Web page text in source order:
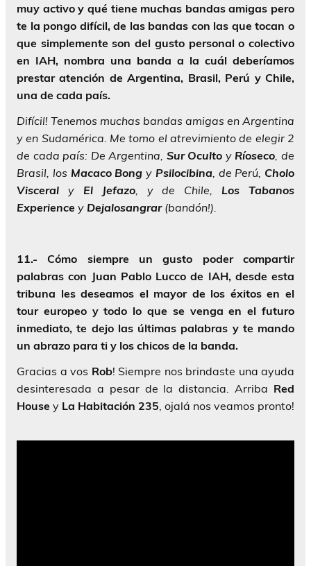
muy activo y qué tiene muchas bandas amigas pero
te la pongo difícil, de las bandas con las que tocan o
que simplemente son del gusto personal o colectivo
en IAH, nombra una banda a la cuál deberíamos
prestar atención de Argentina, Brasil, Perú y Chile,
una de cada país.
Difícil! Tenemos muchas bandas amigas en Argentina
y en Sudamérica. Me tomo el atrevimiento de elegir 2
de cada país: De Argentina, Sur Oculto yRíoseco , de
Brasil, los Macaco Bong y Psilocibina , de Perú, Cholo
Visceral y El Jefazo, y de Chile, Los Tabanos
Experience y Dejalosangrar(bandón!).
11.- Cómo siempre un gusto poder compartir
palabras con Juan Pablo Lucco de IAH, desde esta
tribuna les deseamos el mayor de los éxitos en el
tour europeo y todo lo que se venga en el futuro
inmediato, te dejo las últimas palabras y te mando
un abrazo para ti y los chicos de la banda.
Gracias a vos Rob! Siempre nos brindaste una ayuda
desinteresada a pesar de la distancia. Arriba Red
House y La Habitación 235 , ojalá nos veamos pronto!